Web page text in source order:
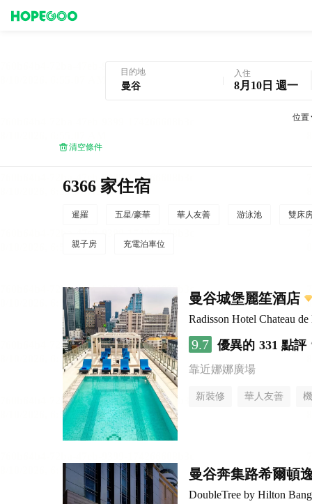
目的地 入住
8月10日 週一
位置
清空條件
6366 家住宿
暹羅 五星/豪華 華人友善 游泳池 雙床
親子房 充電泊車位
曼谷城堡麗笙酒店
Radisson Hotel Chateau
9.7 優異的 331 點評
靠近娜娜廣場
新裝修 華人友善
曼谷奔集路希爾頓
DoubleTree by Hilton